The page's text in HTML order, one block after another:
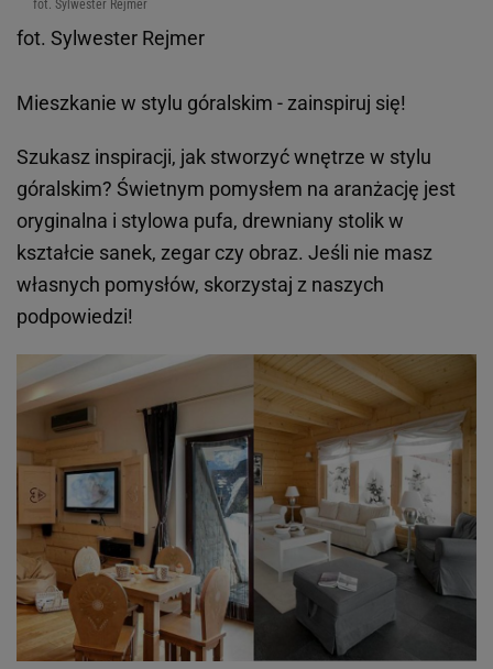
fot. Sylwester Rejmer
fot. Sylwester Rejmer
Mieszkanie w stylu góralskim - zainspiruj się!
Szukasz inspiracji, jak stworzyć wnętrze w stylu
góralskim? Świetnym pomysłem na aranżację jest
oryginalna i stylowa pufa, drewniany stolik w
kształcie sanek, zegar czy obraz. Jeśli nie masz
własnych pomysłów, skorzystaj z naszych
podpowiedzi!